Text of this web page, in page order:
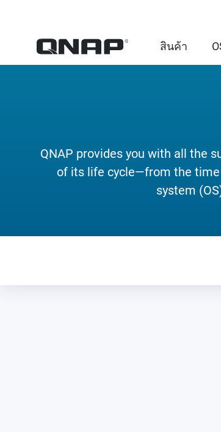
สินค้า
QNAP provides you with all the
of its life cycle—from the time
system